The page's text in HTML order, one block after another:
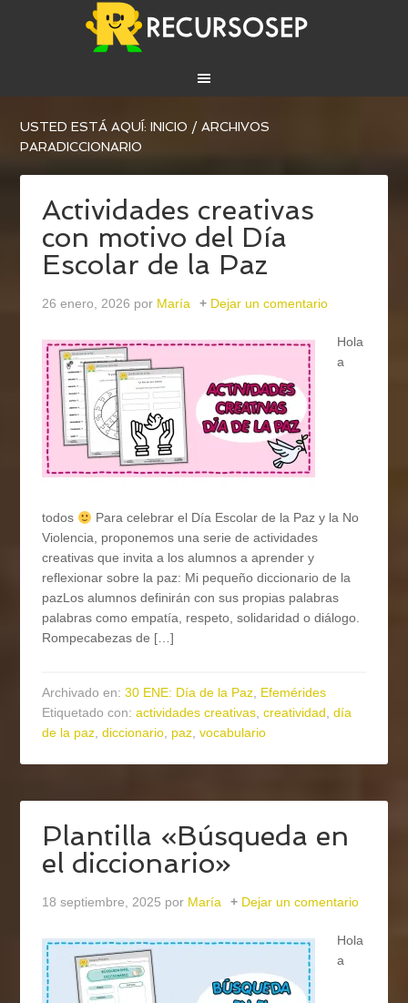
USTED ESTÁ AQUÍ:INICIO / ARCHIVOS
PARADICCIONARIO
Actividades creativas
con motivo del Día
Escolar de la Paz
26 enero, 2026 por María Dejar un comentario
Hola
a
todos
Para celebrar el Día Escolar de la Paz y la No
Violencia, proponemos una serie de actividades
creativas que invita a los alumnos a aprender y
reflexionar sobre la paz: Mi pequeño diccionario de la
pazLos alumnos definirán con sus propias palabras
palabras como empatía, respeto, solidaridad o diálogo.
Rompecabezas de […]
Archivado en:30 ENE: Día de la Paz, Efemérides
Etiquetado con:actividades creativas,creatividad,día
de la paz,diccionario, paz,vocabulario
Plantilla «Búsqueda en
el diccionario»
18 septiembre, 2025 por María Dejar un comentario
Hola
a